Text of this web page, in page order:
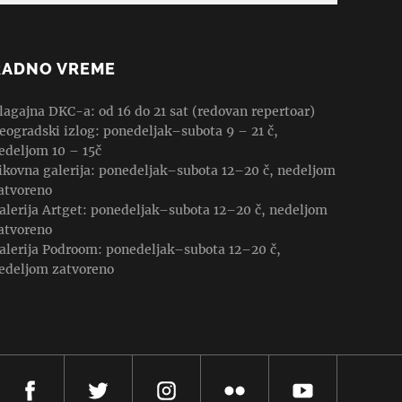
VREME
DKC-a: od 16 do 21 sat (redovan repertoar)
izlog: ponedeljak–subota 9 – 21 č,
10 – 15č
galerija: ponedeljak–subota 12–20 č, nedeljom
Artget: ponedeljak–subota 12–20 č, nedeljom
Podroom: ponedeljak–subota 12–20 č,
zatvoreno